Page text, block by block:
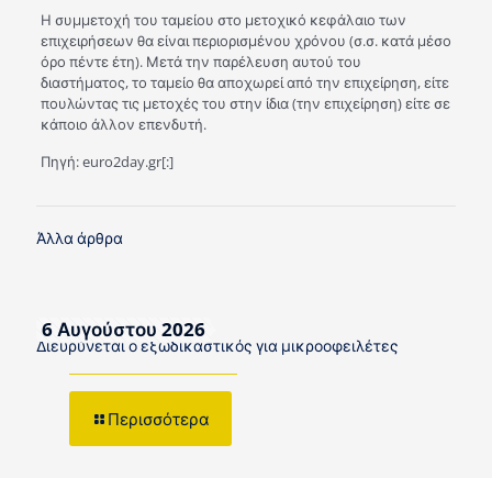
Η συμμετοχή του ταμείου στο μετοχικό κεφάλαιο των
επιχειρήσεων θα είναι περιορισμένου χρόνου (σ.σ. κατά μέσο
όρο πέντε έτη). Μετά την παρέλευση αυτού του
διαστήματος, το ταμείο θα αποχωρεί από την επιχείρηση, είτε
πουλώντας τις μετοχές του στην ίδια (την επιχείρηση) είτε σε
κάποιο άλλον επενδυτή.
Πηγή: euro2day.gr[:]
Άλλα άρθρα
6 Αυγούστου 2026
Διευρύνεται ο εξωδικαστικός για μικροοφειλέτες
Περισσότερα